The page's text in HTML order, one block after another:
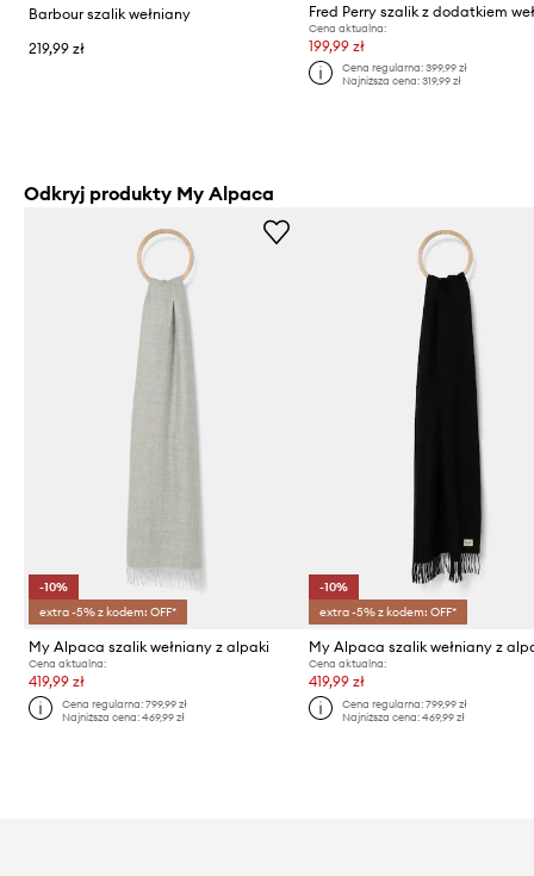
Barbour szalik wełniany
219,99 zł
Fred Perry szalik z dodatkiem
Cena aktualna:
199,99 zł
Cena regularna: 399,99 zł
Najniższa cena: 319,99 zł
Odkryj produkty My Alpaca
-10%
extra -5% z kodem: OFF*
My Alpaca szalik wełniany z alpaki
Cena aktualna:
419,99 zł
Cena regularna:799,99 zł
Najniższa cena:469,99 zł
-10%
extra -5% z kodem: OFF*
My Alpaca szalik wełniany z
Cena aktualna:
419,99 zł
Cena regularna: 799,99 zł
Najniższa cena: 469,99 zł